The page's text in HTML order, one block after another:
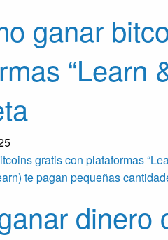
ganar
“Learn
gratis con plataformas
te pagan pequeñas